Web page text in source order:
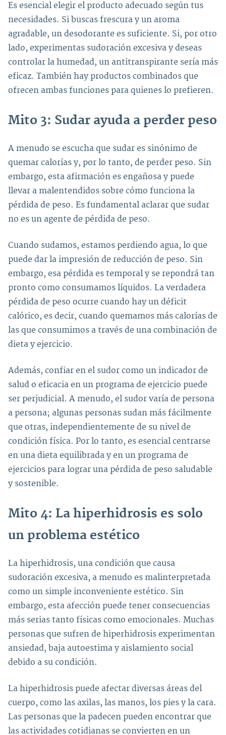
Es esencial elegir el producto adecuado según tus
necesidades. Si buscas frescura y un aroma
agradable, un desodorante es suficiente. Si, por otro
lado, experimentas sudoración excesiva y deseas
controlar la humedad, un antitranspirante sería más
eficaz. También hay productos combinados que
ofrecen ambas funciones para quienes lo prefieren.
Mito 3: Sudar ayuda a perder peso
A menudo se escucha que sudar es sinónimo de
quemar calorías y, por lo tanto, de perder peso. Sin
embargo, esta afirmación es engañosa y puede
llevar a malentendidos sobre cómo funciona la
pérdida de peso. Es fundamental aclarar que sudar
no es un agente de pérdida de peso.
Cuando sudamos, estamos perdiendo agua, lo que
puede dar la impresión de reducción de peso. Sin
embargo, esa pérdida es temporal y se repondrá tan
pronto como consumamos líquidos. La verdadera
pérdida de peso ocurre cuando hay un déficit
calórico, es decir, cuando quemamos más calorías de
las que consumimos a través de una combinación de
dieta y ejercicio.
Además, confiar en el sudor como un indicador de
salud o eficacia en un programa de ejercicio puede
ser perjudicial. A menudo, el sudor varía de persona
a persona; algunas personas sudan más fácilmente
que otras, independientemente de su nivel de
condición física. Por lo tanto, es esencial centrarse
en una dieta equilibrada y en un programa de
ejercicios para lograr una pérdida de peso saludable
y sostenible.
Mito 4: La hiperhidrosis es solo
un problema estético
La hiperhidrosis, una condición que causa
sudoración excesiva, a menudo es malinterpretada
como un simple inconveniente estético. Sin
embargo, esta afección puede tener consecuencias
más serias tanto físicas como emocionales. Muchas
personas que sufren de hiperhidrosis experimentan
ansiedad, baja autoestima y aislamiento social
debido a su condición.
La hiperhidrosis puede afectar diversas áreas del
cuerpo, como las axilas, las manos, los pies y la cara.
Las personas que la padecen pueden encontrar que
las actividades cotidianas se convierten en un